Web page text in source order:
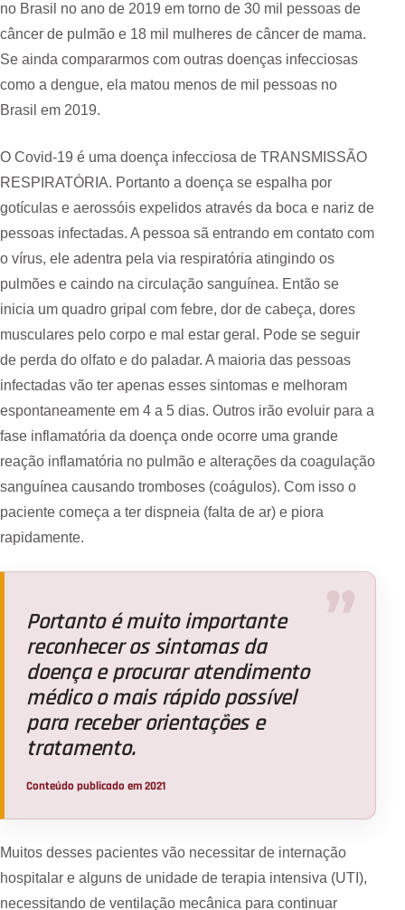
no Brasil no ano de 2019 em torno de 30 mil pessoas de
câncer de pulmão e 18 mil mulheres de câncer de mama.
Se ainda compararmos com outras doenças infecciosas
como a dengue, ela matou menos de mil pessoas no
Brasil em 2019.
O Covid-19 é uma doença infecciosa de TRANSMISSÃO
RESPIRATÓRIA. Portanto a doença se espalha por
gotículas e aerossóis expelidos através da boca e nariz de
pessoas infectadas. A pessoa sã entrando em contato com
o vírus, ele adentra pela via respiratória atingindo os
pulmões e caindo na circulação sanguínea. Então se
inicia um quadro gripal com febre, dor de cabeça, dores
musculares pelo corpo e mal estar geral. Pode se seguir
de perda do olfato e do paladar. A maioria das pessoas
infectadas vão ter apenas esses sintomas e melhoram
espontaneamente em 4 a 5 dias. Outros irão evoluir para a
fase inflamatória da doença onde ocorre uma grande
reação inflamatória no pulmão e alterações da coagulação
sanguínea causando tromboses (coágulos). Com isso o
paciente começa a ter dispneia (falta de ar) e piora
rapidamente.
Portanto é muito importante
reconhecer os sintomas da
doença e procurar atendimento
médico o mais rápido possível
para receber orientações e
tratamento.
Conteúdo publicado em 2021
Muitos desses pacientes vão necessitar de internação
hospitalar e alguns de unidade de terapia intensiva (UTI),
necessitando de ventilação mecânica para continuar